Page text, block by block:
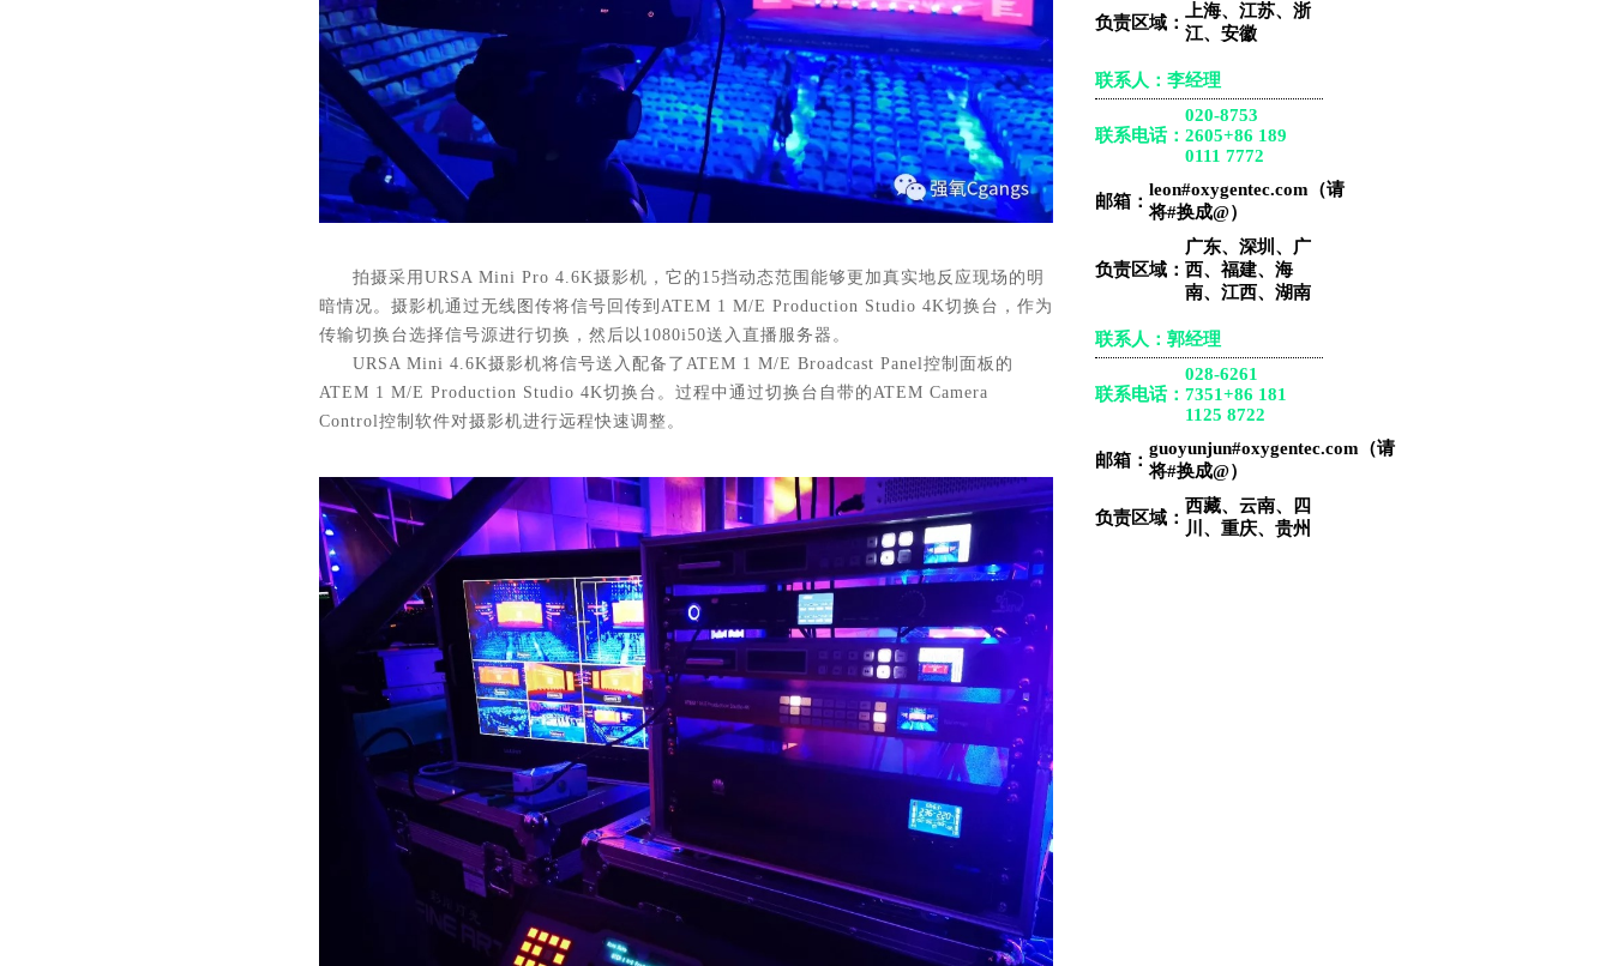
拍摄采用URSA Mini Pro 4.6K摄影机，它的15挡动态范围能够更加真实地反应现场的明
暗情况。摄影机通过无线图传将信号回传到ATEM 1 M/E Production Studio 4K切换台，作为
传输切换台选择信号源进行切换，然后以1080i50送入直播服务器。
URSA Mini 4.6K摄影机将信号送入配备了ATEM 1 M/E Broadcast Panel控制面板的
ATEM 1 M/E Production Studio 4K切换台。过程中通过切换台自带的ATEM Camera
Control控制软件对摄影机进行远程快速调整。
负责区域：
上海、江苏、浙
江、安徽
联系人：李经理
联系电话：
020-8753
2605+86 189
0111 7772
邮箱：
leon#oxygentec.com（请
将#换成@）
负责区域：
广东、深圳、广
西、福建、海
南、江西、湖南
联系人：郭经理
联系电话：
028-6261
7351+86 181
1125 8722
邮箱：
guoyunjun#oxygentec.com（请
将#换成@）
负责区域：
西藏、云南、四
川、重庆、贵州